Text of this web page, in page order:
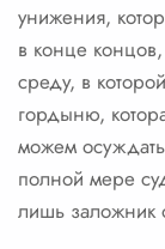
унижения,
в конце
среду, в
гордыню,
можем
полной мере
лишь заложник